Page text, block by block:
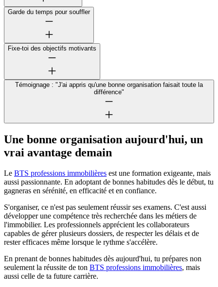
Garde du temps pour souffler
Fixe-toi des objectifs motivants
Témoignage : "J'ai appris qu'une bonne organisation faisait toute la
différence"
Une bonne organisation aujourd'hui, un
vrai avantage demain
Le BTS professions immobilières est une formation exigeante, mais
aussi passionnante. En adoptant de bonnes habitudes dès le début, tu
gagneras en sérénité, en efficacité et en confiance.
S'organiser, ce n'est pas seulement réussir ses examens. C'est aussi
développer une compétence très recherchée dans les métiers de
l'immobilier. Les professionnels apprécient les collaborateurs
capables de gérer plusieurs dossiers, de respecter les délais et de
rester efficaces même lorsque le rythme s'accélère.
En prenant de bonnes habitudes dès aujourd'hui, tu prépares non
seulement la réussite de ton BTS professions immobilières, mais
aussi celle de ta future carrière.